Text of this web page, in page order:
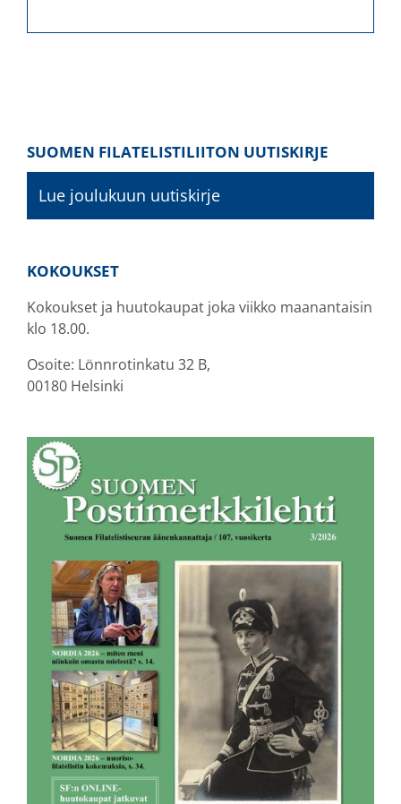
SUOMEN FILATELISTILIITON UUTISKIRJE
Lue joulukuun uutiskirje
KOKOUKSET
Kokoukset ja huutokaupat joka viikko maanantaisin
klo 18.00.
Osoite: Lönnrotinkatu 32 B,
00180 Helsinki